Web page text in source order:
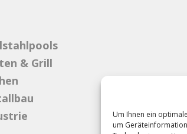
Um Ihnen ein
um
& Grill